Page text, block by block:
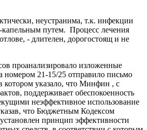
неустранима, т.к. инфекции
капельным путем. Процесс лечения
- длителен, дорогостоящ и не
проанализировало изложенные
номером 21-15/25 отправило письмо
указало, что Минфин , с
поддерживает обеспокоенность
неэффективное использование
что Бюджетным Кодексом
принцип эффективности